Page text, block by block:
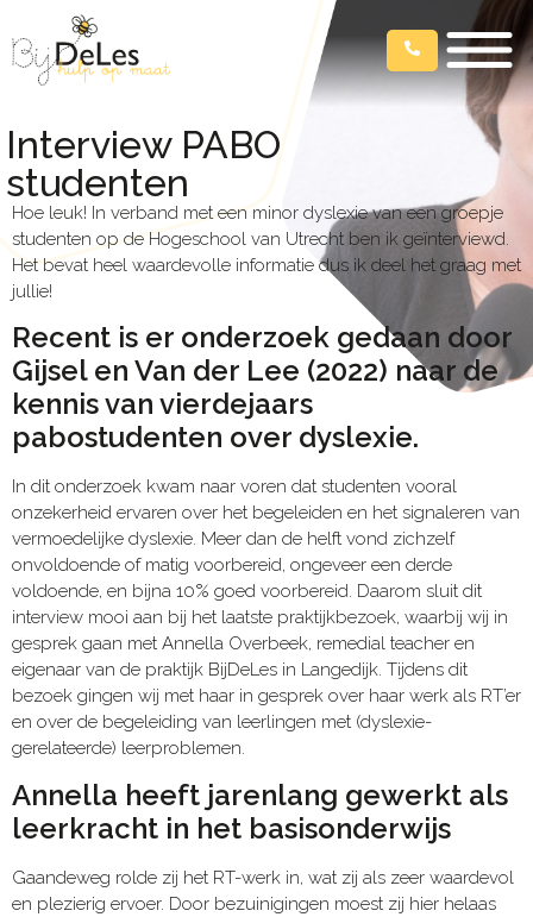
Interview PABO
studenten
Hoe leuk! In verband met een minor dyslexie van een groepje
studenten op de Hogeschool van Utrecht ben ik geïnterviewd.
Het bevat heel waardevolle informatie dus ik deel het graag met
jullie!
Recent is er onderzoek gedaan door
Gijsel en Van der Lee (2022) naar de
kennis van vierdejaars
pabostudenten over dyslexie.
In dit onderzoek kwam naar voren dat studenten vooral
onzekerheid ervaren over het begeleiden en het signaleren van
vermoedelijke dyslexie. Meer dan de helft vond zichzelf
onvoldoende of matig voorbereid, ongeveer een derde
voldoende, en bijna 10% goed voorbereid. Daarom sluit dit
interview mooi aan bij het laatste praktijkbezoek, waarbij wij in
gesprek gaan met Annella Overbeek, remedial teacher en
eigenaar van de praktijk BijDeLes in Langedijk. Tijdens dit
bezoek gingen wij met haar in gesprek over haar werk als RT’er
en over de begeleiding van leerlingen met (dyslexie-
gerelateerde) leerproblemen.
Annella heeft jarenlang gewerkt als
leerkracht in het basisonderwijs
Gaandeweg rolde zij het RT-werk in, wat zij als zeer waardevol
en plezierig ervoer. Door bezuinigingen moest zij hier helaas